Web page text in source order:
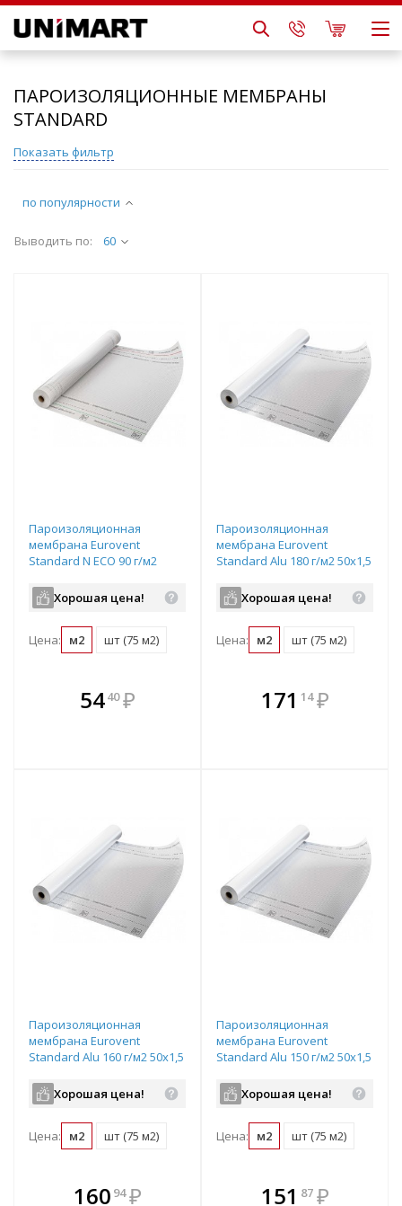
ПАРОИЗОЛЯЦИОННЫЕ МЕМБРАНЫ
STANDARD
по популярности
Выводить по: 60
Пароизоляционная
мембрана Eurovent
Standard N ECO 90 г/м2
Хорошая цена!
Цена: м2 шт (75 м2)
5440 ₽
В комплекте
всегда выгоднее!
Пароизоляционная
мембрана Eurovent
Standard Alu 180 г/м2 50х1,5
Хорошая цена!
Цена: м2 шт (75 м2)
В комплекте
всегда выгоднее!
171 14 ₽
Пароизоляционная
мембрана Eurovent
Standard Alu 160 г/м2 50х1,5
Хорошая цена!
Цена: м2 шт (75 м2)
160 94 ₽
В комплекте
Пароизоляционная
мембрана Eurovent
Standard Alu 150 г/м2 50х1,5
Хорошая цена!
Цена: м2 шт (75 м2)
В комплекте
151 87 ₽
Показать фильтр